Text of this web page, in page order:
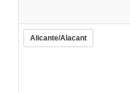
Alicante/Alacant